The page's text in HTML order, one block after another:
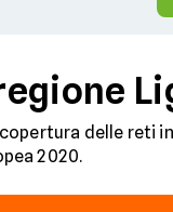
delle reti
2020.